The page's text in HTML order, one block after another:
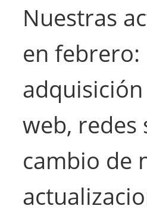
Nuestras
en febrero:
web, redes
cambio de